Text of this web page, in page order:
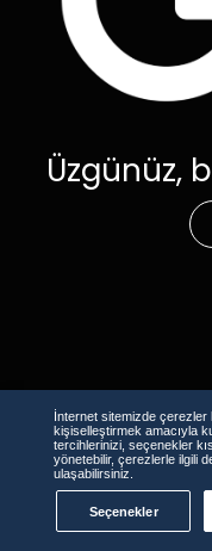
Üzgünüz,
İnternet sitemizde çerezler
kişiselleştirmek amacıyla
tercihlerinizi, seçenekler
yönetebilir, çerezlerle ilgili
ulaşabilirsiniz.
Seçenekler